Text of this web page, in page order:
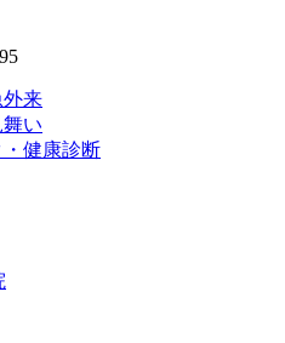
来
い
健康診断